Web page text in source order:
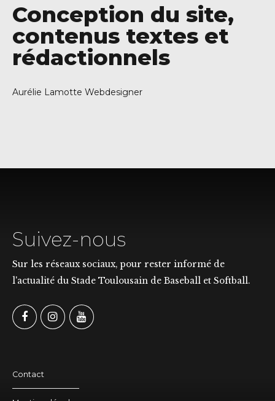
Conception du site,
contenus textes et
rédactionnels
Aurélie Lamotte Webdesigner
Suivez-nous
Sur les réseaux sociaux, pour rester informé de
l'actualité du Stade Toulousain de Baseball et Softball.
Contact